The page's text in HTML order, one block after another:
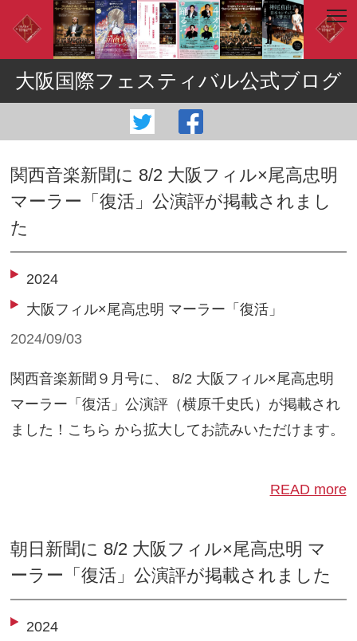
大阪国際フェスティバル公式ブログ
関西音楽新聞に 8/2 大阪フィル×尾高忠明
マーラー「復活」公演評が掲載されまし
た
2024
大阪フィル×尾高忠明 マーラー「復活」
2024/09/03
関西音楽新聞９月号に、 8/2 大阪フィル×尾高忠明
マーラー「復活」公演評（横原千史氏）が掲載され
ました！こちら から拡大してお読みいただけます。
READ more
朝日新聞に 8/2 大阪フィル×尾高忠明 マ
ーラー「復活」公演評が掲載されました
2024